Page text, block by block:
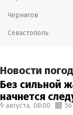
Чернигов
Севастополь
Новости
Без сильной
начнется
9 августа, 08:00